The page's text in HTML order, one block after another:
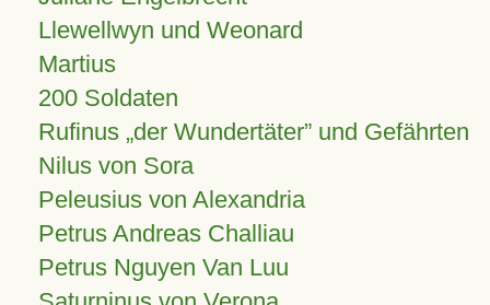
Llewellwyn und Weonard
Martius
200 Soldaten
Rufinus „der Wundertäter” und Gefährten
Nilus von Sora
Peleusius von Alexandria
Petrus Andreas Challiau
Petrus Nguyen Van Luu